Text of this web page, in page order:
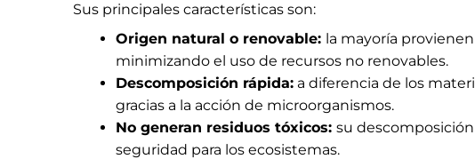
Sus principales características son:
Origen natural o renovable: la mayoría
minimizando el uso de recursos no renovables.
Descomposición rápida: a diferencia de los
gracias a la acción de microorganismos.
No generan residuos tóxicos: su descomposición
seguridad para los ecosistemas.